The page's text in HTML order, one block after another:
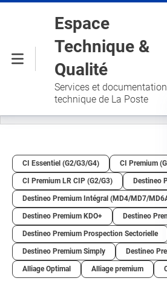
Aller au
Menu
Espace
Technique &
Qualité
Services et documentation
technique de La Poste
CI Essentiel (G2/G3/G4) CI Premium
CI Premium LR CIP (G2/G3) Destineo
Destineo Premium Intégral (MD4/MD7/
Destineo Premium KDO+ Destineo
Destineo Premium Prospection Sectorielle
Destineo Premium Simply Destineo
Alliage Optimal Alliage premium